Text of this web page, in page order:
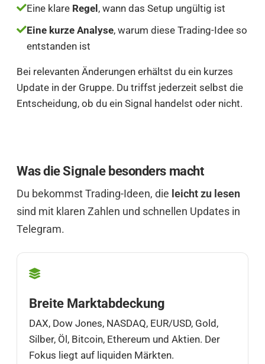
Eine klare Regel , wann das Setup ungültig ist
Eine kurze Analyse, warum diese Trading-Idee so
entstanden ist
Bei relevanten Änderungen erhältst du ein kurzes
Update in der Gruppe. Du triffst jederzeit selbst die
Entscheidung, ob du ein Signal handelst oder nicht.
Was die Signale besonders macht
Du bekommst Trading-Ideen, die leicht zu lesen
sind mit klaren Zahlen und schnellen Updates in
Telegram.
Breite Marktabdeckung
DAX, Dow Jones, NASDAQ, EUR/USD, Gold,
Silber, Öl, Bitcoin, Ethereum und Aktien. Der
Fokus liegt auf liquiden Märkten.